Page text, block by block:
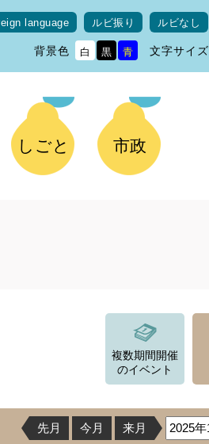
language ルビ振り ルビなし
背景色 白 黒 青 文字サイズ
しごと 市政
複数期間開催
のイベント
先月 今月 来月